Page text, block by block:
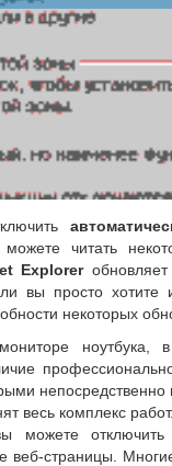
читать
Explorerобновляет
вы просто хотите
некоторых
ноутбука,
весь комплекс работ.
можете
веб-страницы.